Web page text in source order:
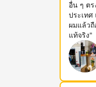
อื่น ๆ ต
ประเทศ
ผมแล้วถื
แท้จริง"